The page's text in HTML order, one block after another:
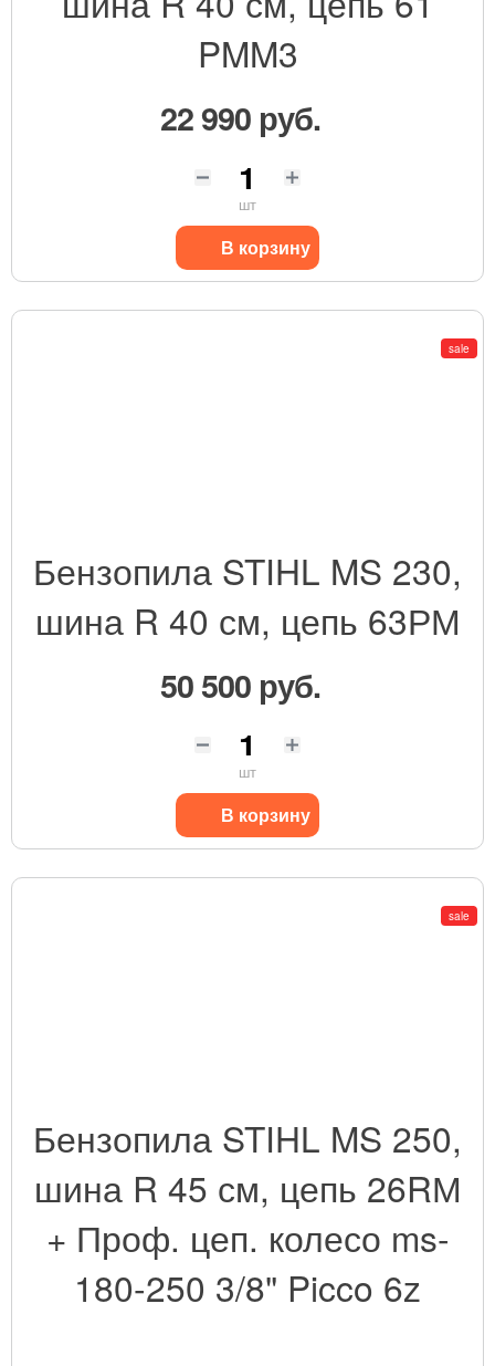
PMM3
22 990 руб.
шт
В корзину
sale
Бензопила STIHL MS 230,
шина R 40 см, цепь 63РМ
50 500 руб.
шт
В корзину
sale
Бензопила STIHL MS 250,
шина R 45 см, цепь 26RМ
+ Проф. цеп. колесо ms-
180-250 3/8" Picco 6z